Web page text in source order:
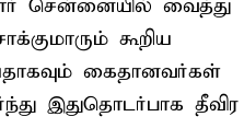
சென்னையில் வைத்து
கூறிய
கைதானவர்கள்
இதுதொடர்பாக தீவிர